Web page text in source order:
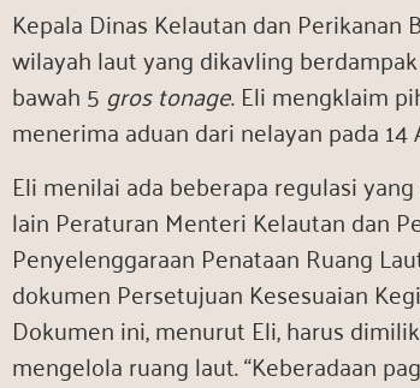
Kepala Dinas Kelautan dan
wilayah laut yang dikavling
bawah 5 gros tonage. Eli mengklaim
menerima aduan dari nelayan pada 14
Eli menilai ada beberapa regulasi
lain Peraturan Menteri Kelautan dan
Penyelenggaraan Penataan Ruang
dokumen Persetujuan Kesesuaian
Dokumen ini, menurut Eli, harus
mengelola ruang laut. “Keberadaan